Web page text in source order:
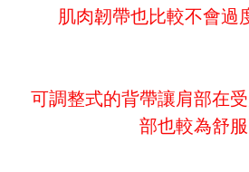
肌肉韌帶也比較不會過
可調整式的背帶讓肩部在
部也較為舒服